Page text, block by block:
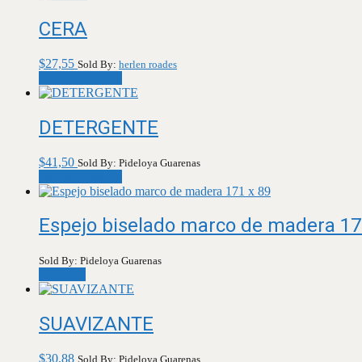
CERA
$27,55 Sold By: herlen roades
DETERGENTE
$41,50 Sold By: Pideloya Guarenas
Espejo biselado marco de madera
Sold By: Pideloya Guarenas
SUAVIZANTE
$30,88 Sold By: Pideloya Guarenas